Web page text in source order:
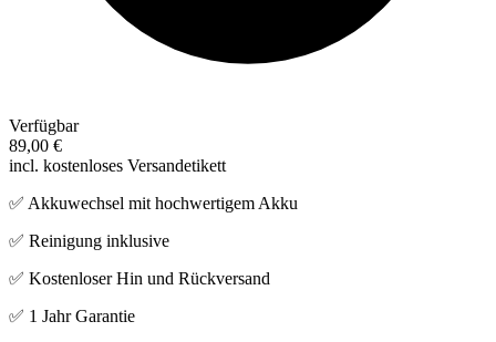
Verfügbar
89,00 €
incl. kostenloses Versandetikett
✅ Akkuwechsel mit hochwertigem Akku
✅ Reinigung inklusive
✅ Kostenloser Hin und Rückversand
✅ 1 Jahr Garantie